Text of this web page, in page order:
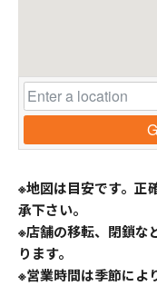
※地図は目安です。正
承下さい。
※店舗の移転、閉鎖な
ります。
※営業時間は季節によ